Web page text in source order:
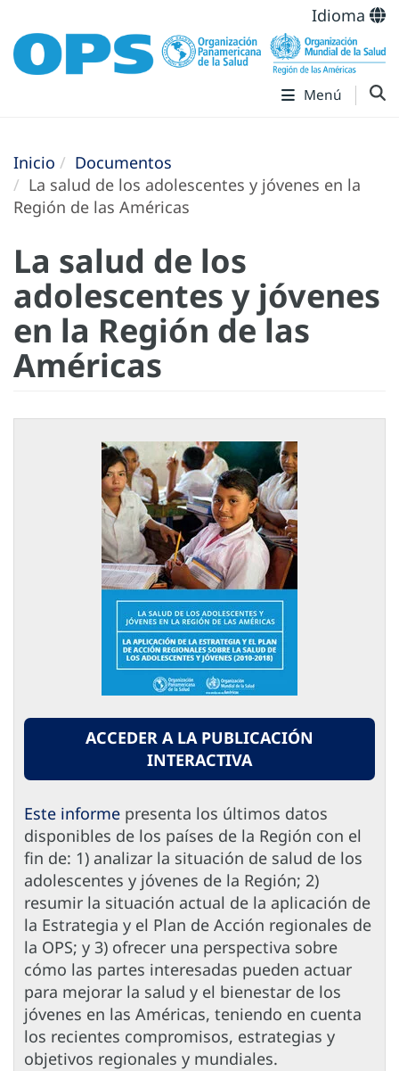
Idioma
Menú
Inicio
Documentos
La salud de los adolescentes y jóvenes en la
Región de las Américas
La salud de los
adolescentes y jóvenes
en la Región de las
Américas
ACCEDER A LA PUBLICACIÓN
INTERACTIVA
Este informe presenta los últimos datos
disponibles de los países de la Región con el
fin de: 1) analizar la situación de salud de los
adolescentes y jóvenes de la Región; 2)
resumir la situación actual de la aplicación de
la Estrategia y el Plan de Acción regionales de
la OPS; y 3) ofrecer una perspectiva sobre
cómo las partes interesadas pueden actuar
para mejorar la salud y el bienestar de los
jóvenes en las Américas, teniendo en cuenta
los recientes compromisos, estrategias y
objetivos regionales y mundiales.